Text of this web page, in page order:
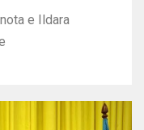
e Ildara